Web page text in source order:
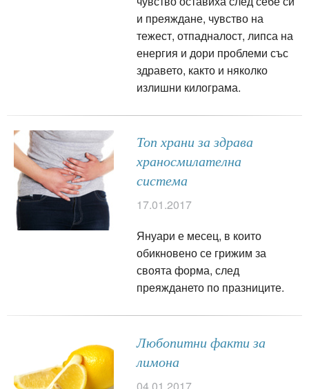
и преяждане, чувство на
тежест, отпадналост, липса на
енергия и дори проблеми със
здравето, както и няколко
излишни килограма.
Топ храни за здрава
храносмилателна
система
17.01.2017
Януари е месец, в които
обикновено се грижим за
своята форма, след
преяждането по празниците.
Любопитни факти за
лимона
04.01.2017